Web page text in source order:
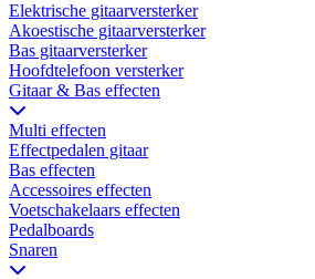
Elektrische gitaarversterker
Akoestische gitaarversterker
Bas gitaarversterker
Hoofdtelefoon versterker
Gitaar & Bas effecten
Multi effecten
Effectpedalen gitaar
Bas effecten
Accessoires effecten
Voetschakelaars effecten
Pedalboards
Snaren